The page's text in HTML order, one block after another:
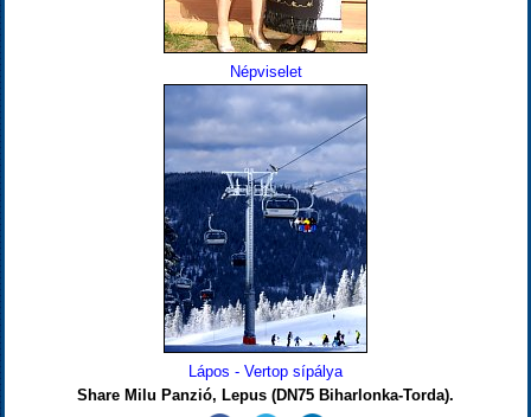
Népviselet
Lápos - Vertop sípálya
Share Milu Panzió, Lepus (DN75 Biharlonka-Torda).